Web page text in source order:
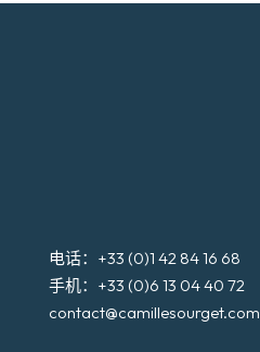
电话：+33 (0)1 42 84 16 68
手机：+33 (0)6 13 04 40 72
contact@camillesourget.com